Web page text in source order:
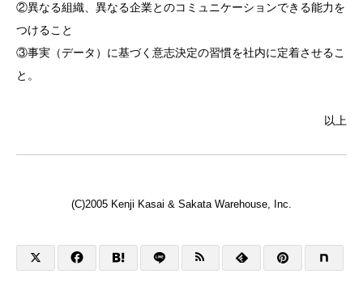
②異なる組織、異なる企業とのコミュニケーションできる能力を
つけること
③事実（データ）に基づく意志決定の習慣を社内に定着させるこ
と。
以上
(C)2005 Kenji Kasai & Sakata Warehouse, Inc.